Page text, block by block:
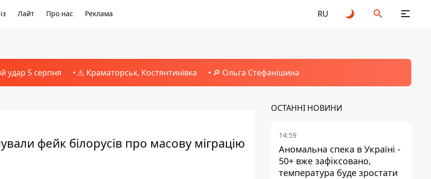
Лайт Про нас Реклама RU
удар 5 серпня ⚠️ Краматорськ, Костянтинівка 🔎 Ольга Стефанішина
фейк білорусів про масову міграцію
ОСТАННІ НОВИНИ
14:59
Аномальна спека в Україні -
50+ вже зафіксовано,
температура буде зростати